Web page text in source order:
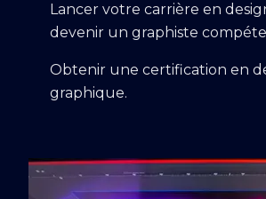
Lancer votre carrière en
devenir un graphiste
Obtenir une certification en
graphique.